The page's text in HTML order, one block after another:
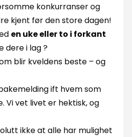
konkurranser og
kjent før den store dagen!
en uke eller to i forkant
dere i lag ?
blir kveldens beste – og
ift hvem som
Vi vet livet er hektisk, og
ikke at alle har mulighet